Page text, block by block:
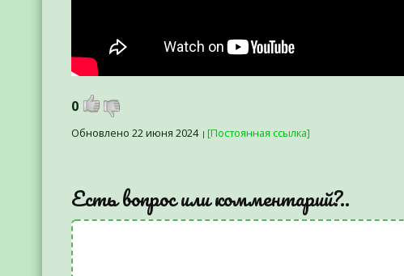
0
Обновлено 22 июня 2024 [Постоянная ссылка]
Есть вопрос или комментарий?..